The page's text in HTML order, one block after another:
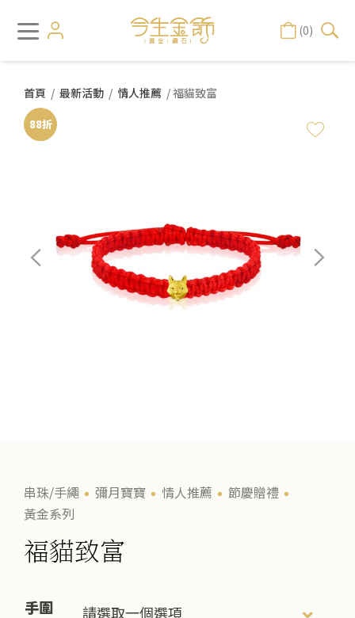
(0)
首頁 / 最新活動 / 情人推薦 / 福貓致富
88折
串珠/手繩 彌月寶寶 情人推薦
節慶贈禮
黃金系列
福貓致富
手圍